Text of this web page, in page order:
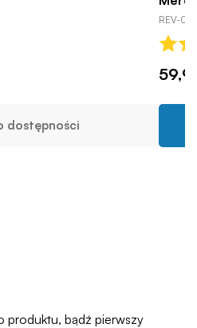
dostępności
REV-
produktu, bądź pierwszy